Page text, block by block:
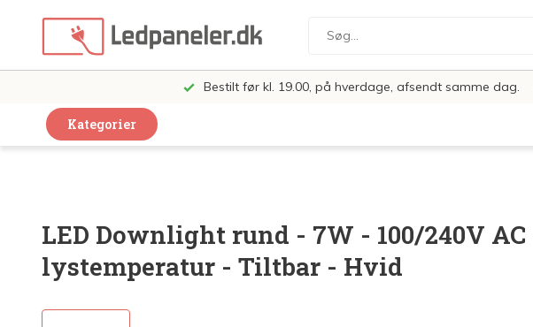
Bestilt før kl. 19.00, på hverdage, afsendt samme dag.
Kategorier
LED Loft og Væglamper
LED Spots og lamper
LED Pærer
LED Downlight rund - 7W - 100/240V
lystemperatur - Tiltbar - Hvid